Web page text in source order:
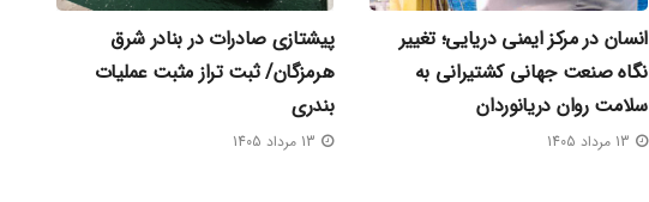
انسان در مرکز ایمنی دریایی؛ تغییر
نگاه صنعت جهانی کشتیرانی به
سلامت روان دریانوردان
13 مرداد 1405
پیشتازی صادرات در بنادر شرق
هرمزگان/ ثبت تراز مثبت عملیات
بندری